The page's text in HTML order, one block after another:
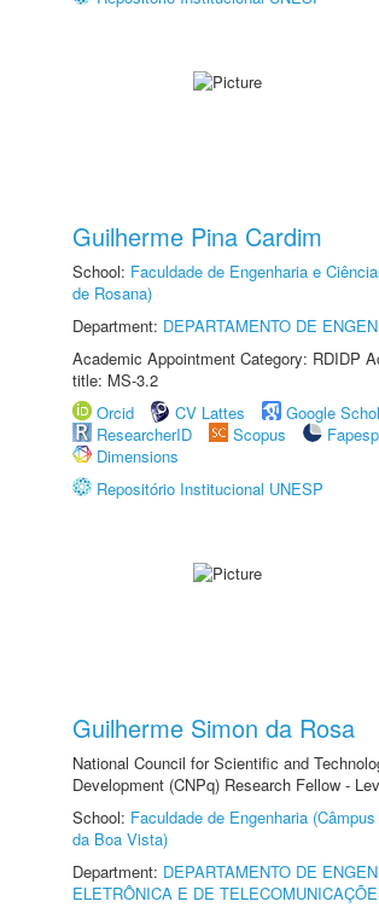
Guilherme Pina Cardim
School: Faculdade de Engenharia e
de Rosana)
Department: DEPARTAMENTO DE
Academic Appointment Category: RDIDP
title: MS-3.2
Orcid
CV Lattes
Google
ResearcherID
Scopus
Fapesp
Dimensions
Repositório Institucional UNESP
Guilherme Simon da Rosa
National Council for Scientific and
Development (CNPq) Research Fellow -
School: Faculdade de Engenharia
da Boa Vista)
Department: DEPARTAMENTO DE
ELETRÔNICA E DE